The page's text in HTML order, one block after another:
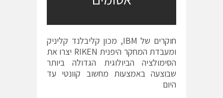
חוקרים של IBM, מכון קליבלנד קליניק
ומעבדת המחקר היפנית RIKEN יצרו את
הסימולציה הביולוגית הגדולה ביותר
שבוצעה באמצעות מחשוב קוונטי עד
היום